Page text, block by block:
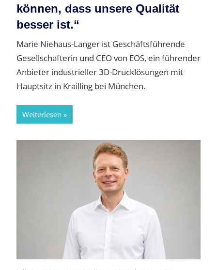
können, dass unsere Qualität
besser ist.“
Marie Niehaus-Langer ist Geschäftsführende
Gesellschafterin und CEO von EOS, ein führender
Anbieter industrieller 3D-Drucklösungen mit
Hauptsitz in Krailling bei München.
Weiterlesen